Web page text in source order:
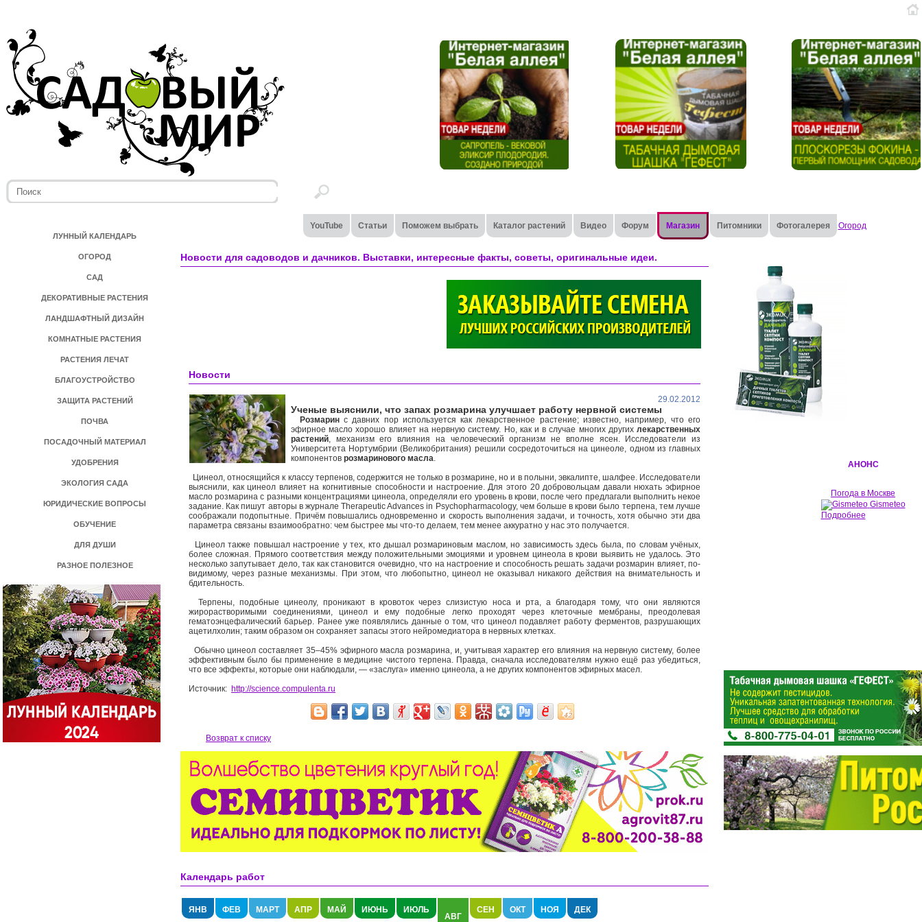
ЛУННЫЙ КАЛЕНДАРЬ
ОГОРОД
САД
ДЕКОРАТИВНЫЕ РАСТЕНИЯ
ЛАНДШАФТНЫЙ ДИЗАЙН
КОМНАТНЫЕ РАСТЕНИЯ
РАСТЕНИЯ ЛЕЧАТ
БЛАГОУСТРОЙСТВО
ЗАЩИТА РАСТЕНИЙ
ПОЧВА
ПОСАДОЧНЫЙ МАТЕРИАЛ
УДОБРЕНИЯ
ЭКОЛОГИЯ САДА
ЮРИДИЧЕСКИЕ ВОПРОСЫ
ОБУЧЕНИЕ
ДЛЯ ДУШИ
РАЗНОЕ ПОЛЕЗНОЕ
YouTube Статьи Поможем выбрать Каталог растений Видео Форум Магазин Питомники Фотогалерея Огород
Новости для садоводов и дачников. Выставки, интересные факты, советы, оригинальные идеи.
Новости
29.02.2012
Ученые выяснили, что запах розмарина улучшает работу нервной системы
Розмаринс давних пор используется как лекарственное растение; известно, например, что его
эфирное масло хорошо влияет на нервную систему. Но, как и в случае многих других лекарственных
растений, механизм его влияния на человеческий организм не вполне ясен. Исследователи из
Университета Нортумбрии (Великобритания) решили сосредоточиться на цинеоле, одном из главных
компонентов розмаринового масла.
Цинеол, относящийся к классу терпенов, содержится не только в розмарине, но и в полыни, эвкалипте, шалфее. Исследователи
выяснили, как цинеол влияет на когнитивные способности и настроение. Для этого 20 добровольцам давали нюхать эфирное
масло розмарина с разными концентрациями цинеола, определяли его уровень в крови, после чего предлагали выполнить некое
задание. Как пишут авторы в журнале Therapeutic Advances in Psychopharmacology, чем больше в крови было терпена, тем лучше
соображали подопытные. Причём повышались одновременно и скорость выполнения задачи, и точность, хотя обычно эти два
параметра связаны взаимообратно: чем быстрее мы что-то делаем, тем менее аккуратно у нас это получается.
Цинеол также повышал настроение у тех, кто дышал розмариновым маслом, но зависимость здесь была, по словам учёных,
более сложная. Прямого соответствия между положительными эмоциями и уровнем цинеола в крови выявить не удалось. Это
несколько запутывает дело, так как становится очевидно, что на настроение и способность решать задачи розмарин влияет, по-
видимому, через разные механизмы. При этом, что любопытно, цинеол не оказывал никакого действия на внимательность и
бдительность.
Терпены, подобные цинеолу, проникают в кровоток через слизистую носа и рта, а благодаря тому, что они являются
жирорастворимыми соединениями, цинеол и ему подобные легко проходят через клеточные мембраны, преодолевая
гематоэнцефалический барьер. Ранее уже появлялись данные о том, что цинеол подавляет работу ферментов, разрушающих
ацетилхолин; таким образом он сохраняет запасы этого нейромедиатора в нервных клетках.
Обычно цинеол составляет 35–45% эфирного масла розмарина, и, учитывая характер его влияния на нервную систему, более
эффективным было бы применение в медицине чистого терпена. Правда, сначала исследователям нужно ещё раз убедиться,
что все эффекты, которые они наблюдали, — «заслуга» именно цинеола, а не других компонентов эфирных масел.
Источник: http://science.compulenta.ru
Возврат к списку
Календарь работ
ЯНВ ФЕВ МАРТ АПР МАЙ ИЮНЬ ИЮЛЬ
АВГ
СЕН ОКТ НОЯ ДЕК
АНОНС
Погода в Москве
Gismeteo
Подробнее